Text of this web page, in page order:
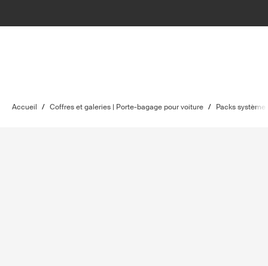
Accueil / Coffres et galeries | Porte-bagage pour voiture / Packs